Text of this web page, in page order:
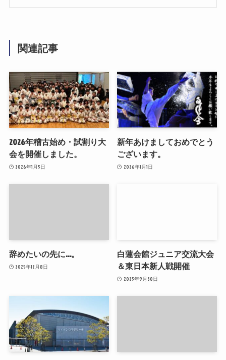
関連記事
2026年稽古始め・試割り大
会を開催しました。
2026年1月5日
新年あけましておめでとう
ございます。
2026年1月1日
辞めたいの先に…。
2025年12月8日
白蓮会館ジュニア交流大会
＆東日本新人戦開催
2025年9月30日